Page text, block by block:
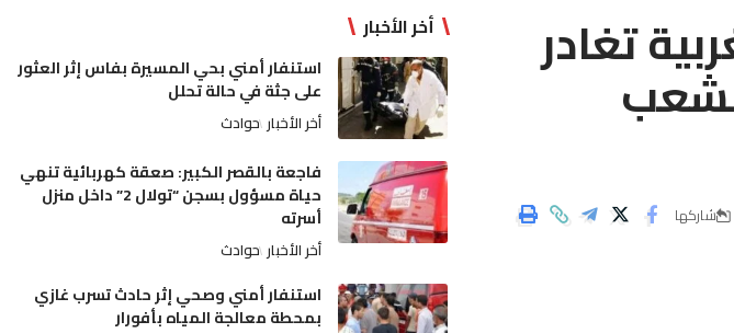
تغادر
شاركها
أخر الأخبار
استنفار أمني بحي المسيرة بفاس إثر العثور
على جثة في حالة تحلل
أخر الأخبار حوادث
فاجعة بالقصر الكبير: صعقة كهربائية تنهي
حياة مسؤول بسجن “تولال 2” داخل منزل
أسرته
أخر الأخبار حوادث
استنفار أمني وصحي إثر حادث تسرب غازي
بمحطة معالجة المياه بأفورار